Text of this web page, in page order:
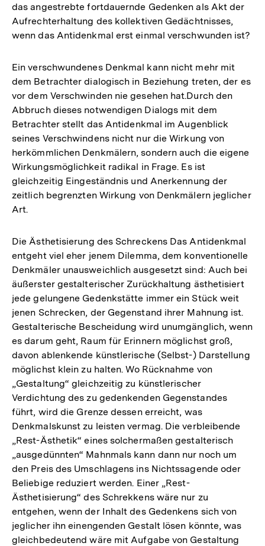
das angestrebte fortdauernde Gedenken als Akt der
Aufrechterhaltung des kollektiven Gedächtnisses,
wenn das Antidenkmal erst einmal verschwunden ist?
Ein verschwundenes Denkmal kann nicht mehr mit
dem Betrachter dialogisch in Beziehung treten, der es
vor dem Verschwinden nie gesehen hat.Durch den
Abbruch dieses notwendigen Dialogs mit dem
Betrachter stellt das Antidenkmal im Augenblick
seines Verschwindens nicht nur die Wirkung von
herkömmlichen Denkmälern, sondern auch die eigene
Wirkungsmöglichkeit radikal in Frage. Es ist
gleichzeitig Eingeständnis und Anerkennung der
zeitlich begrenzten Wirkung von Denkmälern jeglicher
Art.
Die Ästhetisierung des Schreckens Das Antidenkmal
entgeht viel eher jenem Dilemma, dem konventionelle
Denkmäler unausweichlich ausgesetzt sind: Auch bei
äußerster gestalterischer Zurückhaltung ästhetisiert
jede gelungene Gedenkstätte immer ein Stück weit
jenen Schrecken, der Gegenstand ihrer Mahnung ist.
Gestalterische Bescheidung wird unumgänglich, wenn
es darum geht, Raum für Erinnern möglichst groß,
davon ablenkende künstlerische (Selbst-) Darstellung
möglichst klein zu halten. Wo Rücknahme von
„Gestaltung“ gleichzeitig zu künstlerischer
Verdichtung des zu gedenkenden Gegenstandes
führt, wird die Grenze dessen erreicht, was
Denkmalskunst zu leisten vermag. Die verbleibende
„Rest-Ästhetik“ eines solchermaßen gestalterisch
„ausgedünnten“ Mahnmals kann dann nur noch um
den Preis des Umschlagens ins Nichtssagende oder
Beliebige reduziert werden. Einer „Rest-
Ästhetisierung“ des Schrekkens wäre nur zu
entgehen, wenn der Inhalt des Gedenkens sich von
jeglicher ihn einengenden Gestalt lösen könnte, was
gleichbedeutend wäre mit Aufgabe von Gestaltung